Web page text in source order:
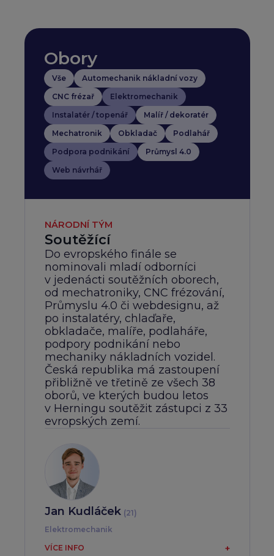
Obory
Vše
Automechanik nákladní vozy
CNC frézař
Elektromechanik
Instalatér / topenář
Malíř / dekoratér
Mechatronik
Obkladač
Podlahář
Podpora podnikání
Průmysl 4.0
Web návrhář
NÁRODNÍ TÝM
Soutěžící
Do evropského finále se
nominovali mladí odborníci
v jedenácti soutěžních oborech,
od mechatroniky, CNC frézování,
Průmyslu 4.0 či webdesignu, až
po instalatéry, chlaďaře,
obkladače, malíře, podlaháře,
podpory podnikání nebo
mechaniky nákladních vozidel.
Česká republika má zastoupení
přibližně ve třetině ze všech 38
oborů, ve kterých budou letos
v Herningu soutěžit zástupci z 33
evropských zemí.
Jan Kudláček (21)
Elektromechanik
Pochází z Dobrušky, bude soutěžit